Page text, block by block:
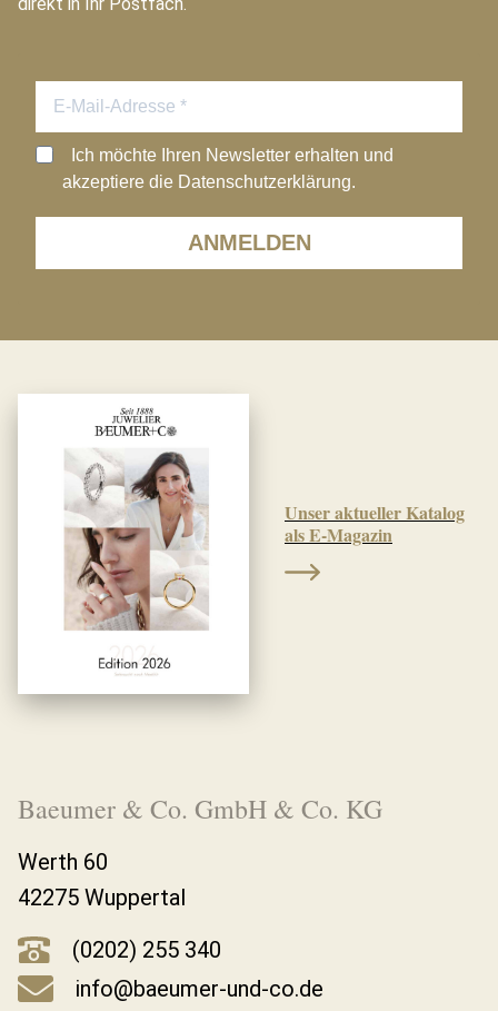
ANMELDEN
Ich möchte Ihren Newsletter erhalten und
akzeptiere die Datenschutzerklärung.
Unser aktueller Katalog
als E-Magazin
Baeumer & Co. GmbH & Co. KG
Werth 60
42275 Wuppertal
(0202) 255 340
info@baeumer-und-co.de